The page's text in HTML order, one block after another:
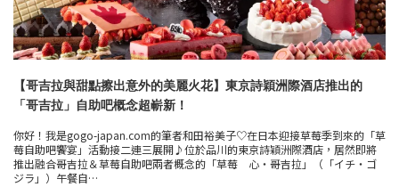
【哥吉拉與甜點擦出意外的美麗火花】東京詩穎洲際酒店推出的
「哥吉拉」自助吧概念超嶄新！
你好！我是gogo-japan.com的筆者和田裕美子♡在日本迎接草莓季到來的「草
莓自助吧饗宴」活動接二連三展開♪位於品川的東京詩穎洲際酒店，居然即將
推出融合哥吉拉＆草莓自助吧兩者概念的「草莓 心・哥吉拉」（「イチ・ゴ
ジラ」）午餐自…